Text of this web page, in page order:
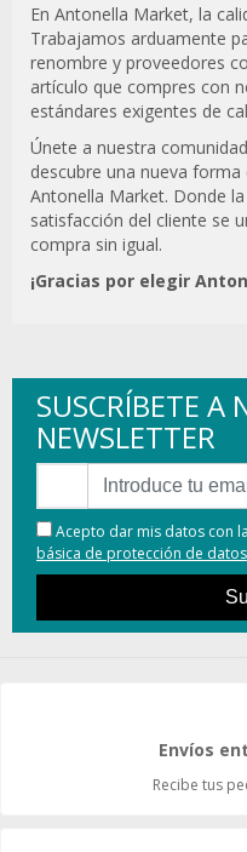
En Antonella Market, la
Trabajamos arduamente
renombre y proveedores
artículo que compres con
estándares exigentes de
Únete a nuestra
descubre una nueva
Antonella Market. Donde
satisfacción del cliente se
compra sin igual.
¡Gracias por elegir
SUSCRÍBETE A
NEWSLETTER
Acepto dar mis datos con
básica de protección de datos
Envíos
Recibe tus